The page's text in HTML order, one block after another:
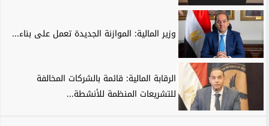
وزير المالية: الموازنة الجديدة تعمل على بناء...
الرقابة المالية: قائمة بالشركات المخالفة
للتشريعات المنظمة للأنشطة...